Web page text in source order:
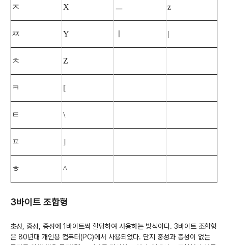
ㅈ X ㅡ z
ㅉ Y |
ㅊ Z
ㅋ [
ㅌ \
ㅍ ]
ㅎ ^
3바이트 조합형
초성, 중성, 종성에 1바이트씩 할당하여 사용하는 방식이다. 3바이트 조합형
은 80년대 개인용 컴퓨터(PC)에서 사용되었다. 단지 중성과 종성이 없는